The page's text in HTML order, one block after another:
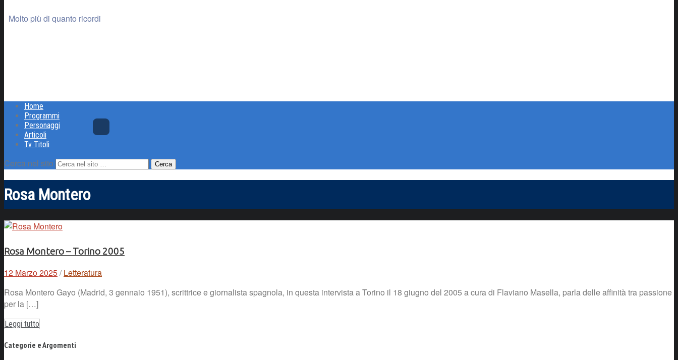
Molto più di quanto ricordi
Home
Programmi
Personaggi
Articoli
Tv Titoli
Cerca nel sito
Rosa Montero
Rosa Montero – Torino 2005
12 Marzo 2025/ Letteratura
Rosa Montero Gayo (Madrid, 3 gennaio 1951), scrittrice e giornalista spagnola, in questa intervista a Torino il 18 giugno del 2005 a cura di Flaviano Masella, parla delle affinità tra passione
per la […]
Leggi tutto
Categorie e Argomenti